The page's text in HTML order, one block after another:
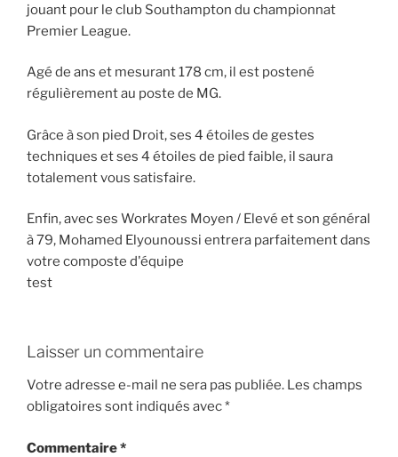
jouant pour le club Southampton du championnat
Premier League.
Agé de ans et mesurant 178 cm, il est postené
régulièrement au poste de MG.
Grâce à son pied Droit, ses 4 étoiles de gestes
techniques et ses 4 étoiles de pied faible, il saura
totalement vous satisfaire.
Enfin, avec ses Workrates Moyen / Elevé et son général
à 79, Mohamed Elyounoussi entrera parfaitement dans
votre composte d'équipe
test
Laisser un commentaire
Votre adresse e-mail ne sera pas publiée. Les champs
obligatoires sont indiqués avec*
Commentaire*